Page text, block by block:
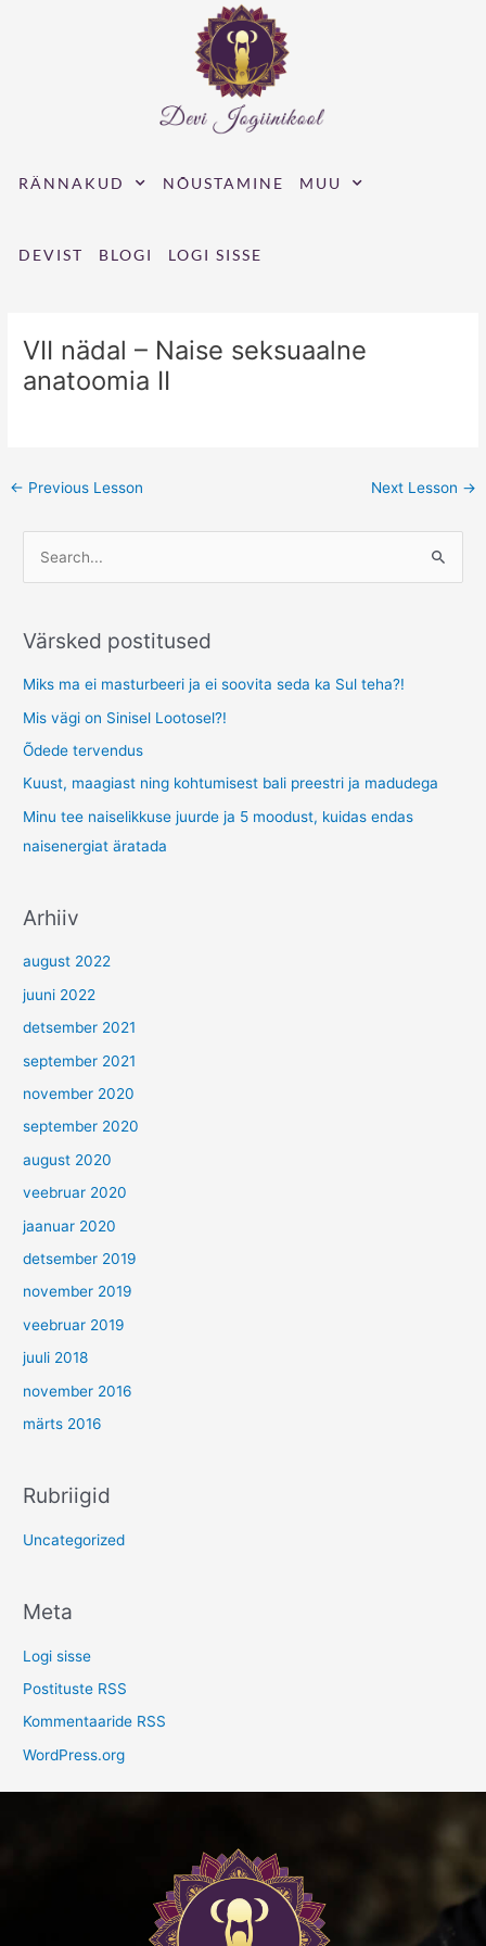
RÄNNAKUD NÕUSTAMINE MUU
DEVIST BLOGI LOGI SISSE
VII nädal – Naise seksuaalne
anatoomia II
← Previous Lesson Next Lesson →
r
c
h
f
:
Värsked postitused
Miks ma ei masturbeeri ja ei soovita seda ka Sul teha?!
Mis vägi on Sinisel Lootosel?!
Õdede tervendus
Kuust, maagiast ning kohtumisest bali preestri ja madudega
Minu tee naiselikkuse juurde ja 5 moodust, kuidas endas
naisenergiat äratada
Arhiiv
august 2022
juuni 2022
detsember 2021
september 2021
november 2020
september 2020
august 2020
veebruar 2020
jaanuar 2020
detsember 2019
november 2019
veebruar 2019
juuli 2018
november 2016
märts 2016
Rubriigid
Uncategorized
Meta
Logi sisse
Postituste RSS
Kommentaaride RSS
WordPress.org